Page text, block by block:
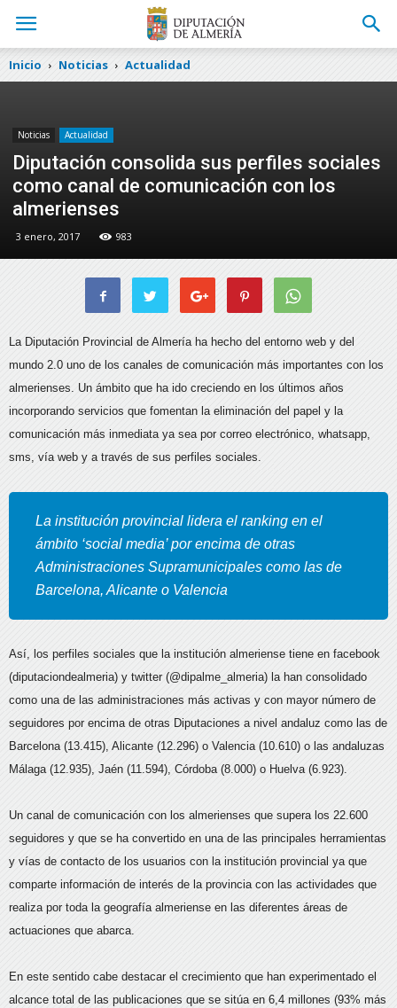
Inicio Noticias Actualidad
Noticias Actualidad
Diputación consolida sus perfiles sociales
como canal de comunicación con los
almerienses
3 enero, 2017 983
La Diputación Provincial de Almería ha hecho del entorno web y del
mundo 2.0 uno de los canales de comunicación más importantes con los
almerienses. Un ámbito que ha ido creciendo en los últimos años
incorporando servicios que fomentan la eliminación del papel y la
comunicación más inmediata ya sea por correo electrónico, whatsapp,
sms, vía web y a través de sus perfiles sociales.
La institución provincial lidera el ranking en el
ámbito ‘social media’ por encima de otras
Administraciones Supramunicipales como las de
Barcelona, Alicante o Valencia
Así, los perfiles sociales que la institución almeriense tiene en facebook
(diputaciondealmeria) y twitter (@dipalme_almeria) la han consolidado
como una de las administraciones más activas y con mayor número de
seguidores por encima de otras Diputaciones a nivel andaluz como las de
Barcelona (13.415), Alicante (12.296) o Valencia (10.610) o las andaluzas
Málaga (12.935), Jaén (11.594), Córdoba (8.000) o Huelva (6.923).
Un canal de comunicación con los almerienses que supera los 22.600
seguidores y que se ha convertido en una de las principales herramientas
y vías de contacto de los usuarios con la institución provincial ya que
comparte información de interés de la provincia con las actividades que
realiza por toda la geografía almeriense en las diferentes áreas de
actuaciones que abarca.
En este sentido cabe destacar el crecimiento que han experimentado el
alcance total de las publicaciones que se sitúa en 6,4 millones (93% más